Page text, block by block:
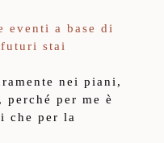
eventi a base di
stai
nei piani,
per me è
che per la